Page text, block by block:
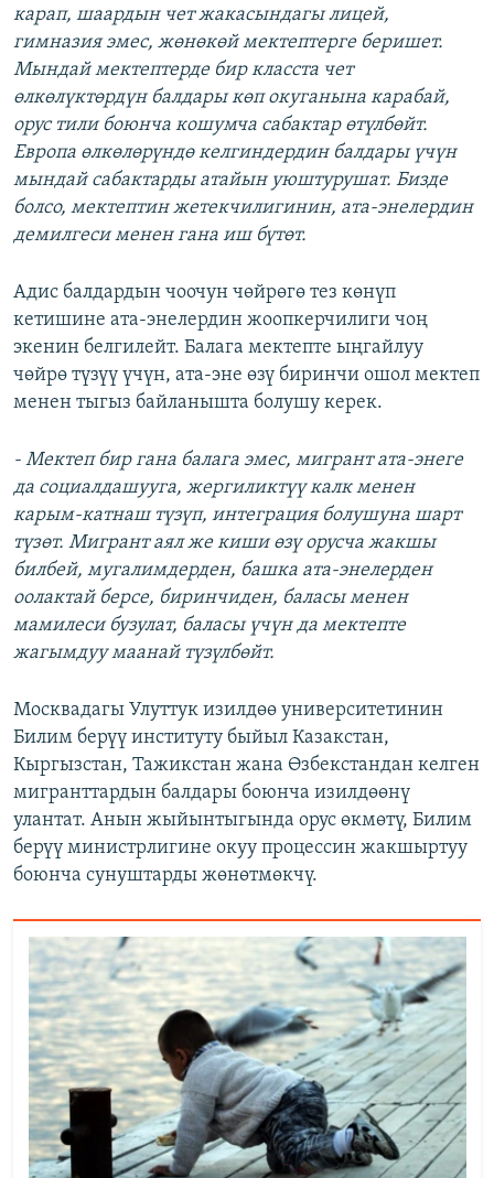
карап, шаардын чет жакасындагы лицей,
гимназия эмес, жөнөкөй мектептерге беришет.
Мындай мектептерде бир класста чет
өлкөлүктөрдүн балдары көп окуганына карабай,
орус тили боюнча кошумча сабактар өтүлбөйт.
Европа өлкөлөрүндө келгиндердин балдары үчүн
мындай сабактарды атайын уюштурушат. Бизде
болсо, мектептин жетекчилигинин, ата-энелердин
демилгеси менен гана иш бүтөт.
Адис балдардын чоочун чөйрөгө тез көнүп
кетишине ата-энелердин жоопкерчилиги чоң
экенин белгилейт. Балага мектепте ыңгайлуу
чөйрө түзүү үчүн, ата-эне өзү биринчи ошол мектеп
менен тыгыз байланышта болушу керек.
- Мектеп бир гана балага эмес, мигрант ата-энеге
да социалдашууга, жергиликтүү калк менен
карым-катнаш түзүп, интеграция болушуна шарт
түзөт. Мигрант аял же кишиөзү орусча жакшы
билбей, мугалимдерден, башка ата-энелерден
оолактай берсе, биринчиден, баласы менен
мамилеси бузулат, баласы үчүн да мектепте
жагымдуу маанай түзүлбөйт.
Москвадагы Улуттук изилдөө университетинин
Билим берүү институту быйыл Казакстан,
Кыргызстан, Тажикстан жана Өзбекстандан келген
мигранттардын балдары боюнча изилдөөнү
улантат. Анын жыйынтыгында орус өкмөтү, Билим
берүү министрлигине окуу процессин жакшыртуу
боюнча сунуштарды жөнөтмөкчү.